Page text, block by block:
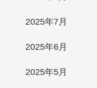
2025年7月
2025年6月
2025年5月